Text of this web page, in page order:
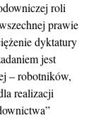
roli
prawie
dyktatury
jest
– robotników,
realizacji